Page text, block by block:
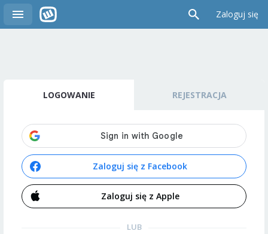
Zaloguj się
LOGOWANIE REJESTRACJA
Zaloguj się z Facebook
Zaloguj się z Apple
LUB